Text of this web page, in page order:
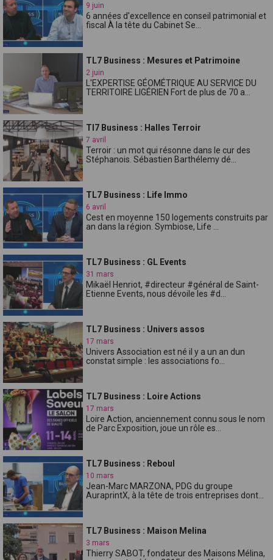
9 juin
6 années d'excellence en conseil patrimonial et
fiscal À la tête du Cabinet Se...
TL7 Business : Mesures et Patrimoine
2 juin
L'EXPERTISE GÉOMÉTRIQUE AU SERVICE DU
TERRITOIRE LIGÉRIEN Fort de plus de 70 a...
Tl7 Business : Halles Terroir
7 avril
Terroir : un mot qui résonne dans le cur des
Stéphanois. Sébastien Barthélemy dé...
TL7 Business : Life Immo
6 avril
Cest en moyenne 150 logements construits par
an dans la région. Symbiose, Life ...
TL7 Business : GL Events
31 mars
Mikaël Henriot, #directeur #général de Saint-
Etienne Events, nous dévoile les #d...
TL7 Business : Univers assos
17 mars
Univers Association est né il y a un an dun
constat simple : les associations fo...
TL7 Business : Loire Actions
17 mars
Loire Action, anciennement connu sous le nom
de Parc Exposition, joue un rôle es...
TL7 Business : Reboul
10 mars
Jean-Marc MARZONA, PDG du groupe
AuraprintX, à la tête de trois entreprises dont...
TL7 Business : Maison Melina
3 mars
Thierry SABOT, fondateur des Maisons Mélina,